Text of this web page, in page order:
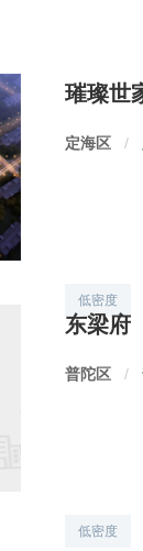
璀璨世
定海区 /
低密度
东梁府
普陀区 /
低密度